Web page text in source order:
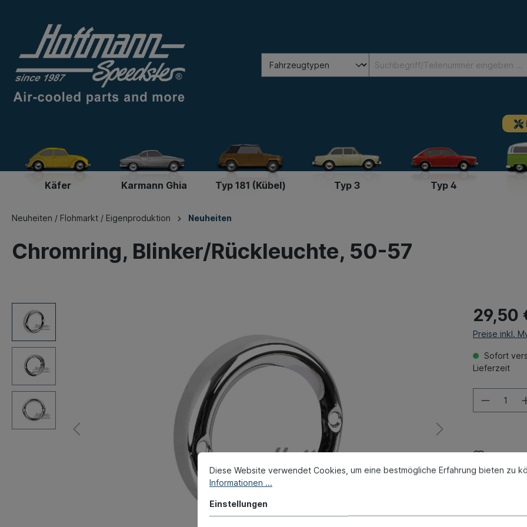
Käfer Karmann Ghia Typ 181 (Kübel) Typ 3 Typ 4
Neuheiten / Flohmarkt / Eigenproduktion Neuheiten
Chromring, Blinker/Rückleuchte, 50-57
29,50
Preise inkl.
Sofort
Lieferzeit
Zum
Diese Website verwendet Cookies, um eine bestmögliche Erfahrung bieten zu
Informationen ...
Einstellungen